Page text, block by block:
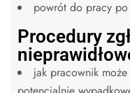
powrót do pracy
Procedury
jak pracownik